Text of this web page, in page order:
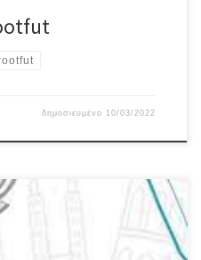
δημοσιευμένο 10/03/2022